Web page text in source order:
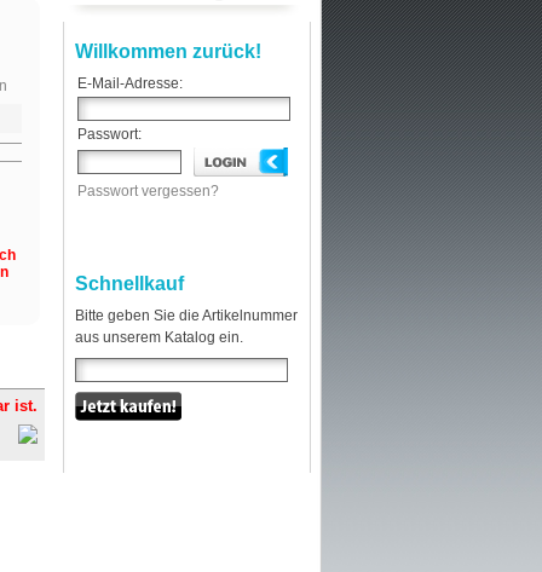
ist.
Willkommen zurück!
E-Mail-Adresse:
Passwort:
Passwort vergessen?
Schnellkauf
Bitte geben Sie die Artikelnummer
aus unserem Katalog ein.